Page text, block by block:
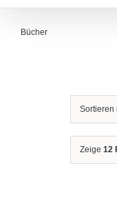
Bücher
Sortieren
Zeige 12